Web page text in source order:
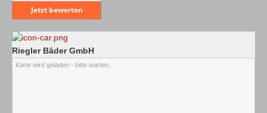
Jetzt bewerten
Riegler Bäder GmbH
Karte wird geladen - bitte warten...